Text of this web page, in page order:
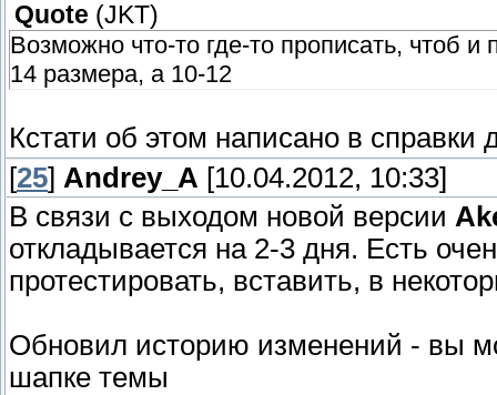
Quote (JKT)
Возможно что-то где-то прописать, чтоб
14 размера, а 10-12
Кстати об этом написано в справки
[25] Andrey_A [10.04.2012, 10:33]
В связи с выходом новой версии
откладывается на 2-3 дня. Есть
протестировать, вставить, в
Обновил историю изменений - вы
шапке темы